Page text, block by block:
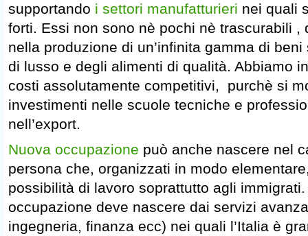
supportando i settori manufatturieri nei quali
forti. Essi non sono nè pochi nè trascurabili ,
nella produzione di un’infinita gamma di
di lusso e degli alimenti di qualità. Abbiamo
costi assolutamente competitivi, purchè si
investimenti nelle scuole tecniche e
nell’export.
Nuova occupazione può anche nascere nel
persona che, organizzati in modo
possibilità di lavoro soprattutto agli
occupazione deve nascere dai servizi
ingegneria, finanza ecc) nei quali l’Italia è